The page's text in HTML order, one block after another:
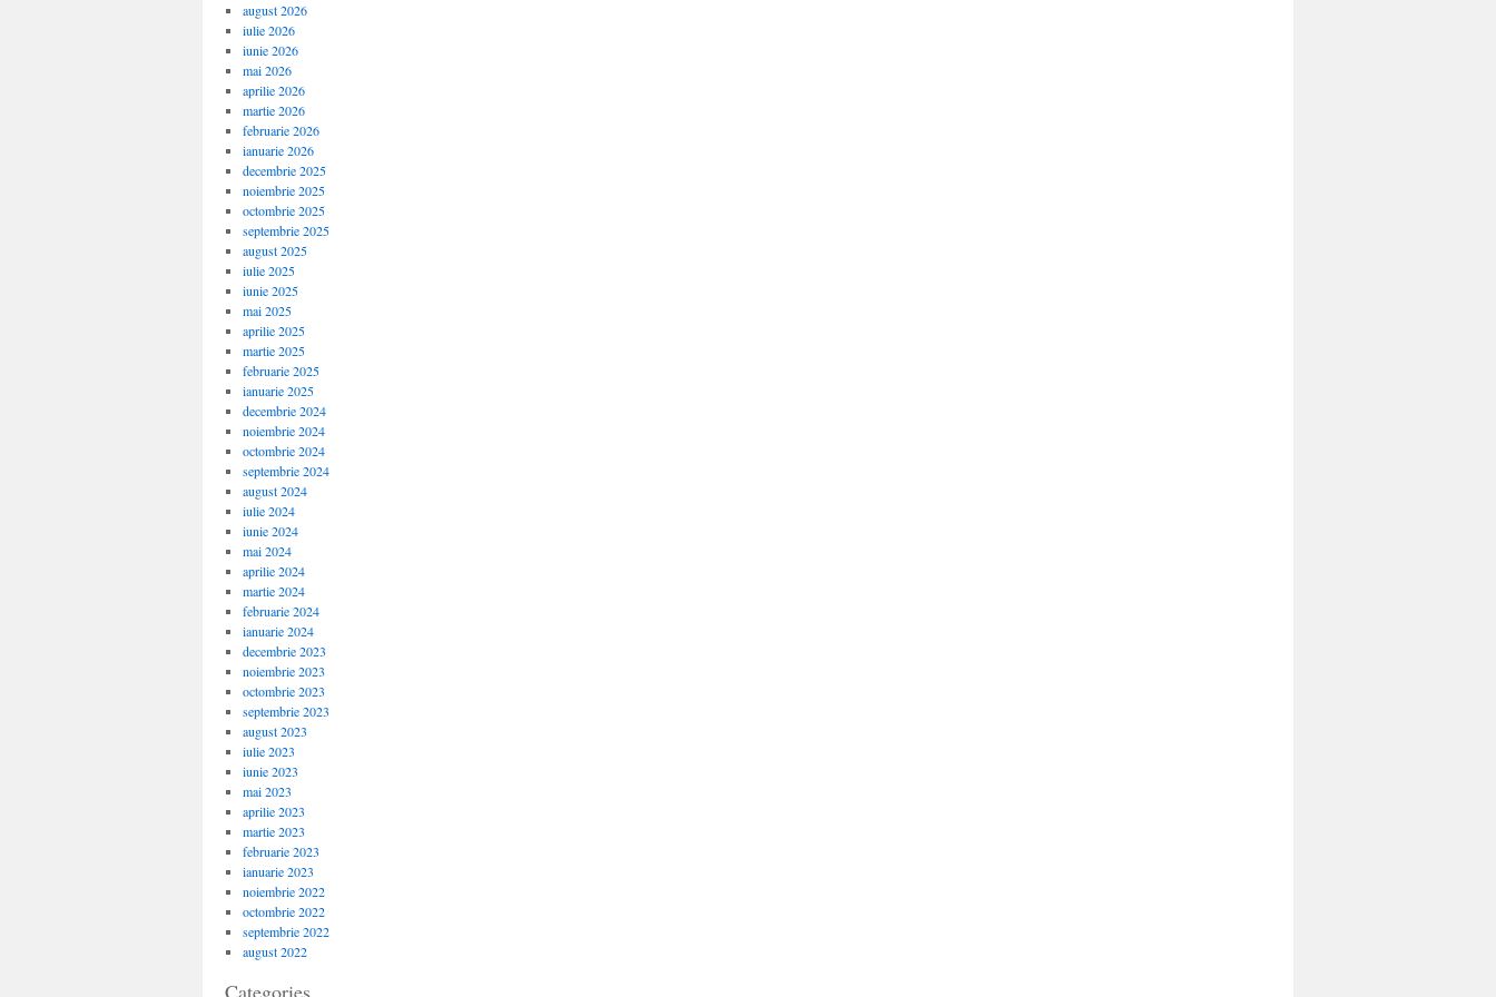
august 2026
iulie 2026
iunie 2026
mai 2026
aprilie 2026
martie 2026
februarie 2026
ianuarie 2026
decembrie 2025
noiembrie 2025
octombrie 2025
septembrie 2025
august 2025
iulie 2025
iunie 2025
mai 2025
aprilie 2025
martie 2025
februarie 2025
ianuarie 2025
decembrie 2024
noiembrie 2024
octombrie 2024
septembrie 2024
august 2024
iulie 2024
iunie 2024
mai 2024
aprilie 2024
martie 2024
februarie 2024
ianuarie 2024
decembrie 2023
noiembrie 2023
octombrie 2023
septembrie 2023
august 2023
iulie 2023
iunie 2023
mai 2023
aprilie 2023
martie 2023
februarie 2023
ianuarie 2023
noiembrie 2022
octombrie 2022
septembrie 2022
august 2022
Categories